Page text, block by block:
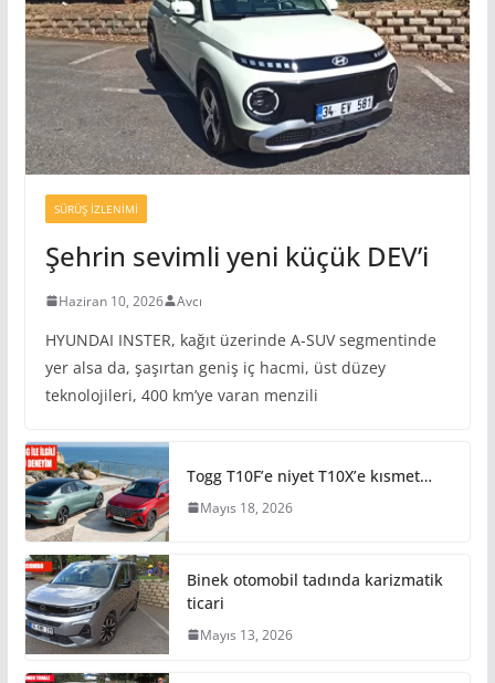
SÜRÜŞ İZLENIMI
Şehrin sevimli yeni küçük DEV’i
Haziran 10, 2026 Avcı
HYUNDAI INSTER, kağıt üzerinde A-SUV segmentinde
yer alsa da, şaşırtan geniş iç hacmi, üst düzey
teknolojileri, 400 km’ye varan menzili
Togg T10F’e niyet T10X’e kısmet…
Mayıs 18, 2026
Binek otomobil tadında karizmatik
ticari
Mayıs 13, 2026